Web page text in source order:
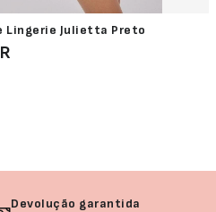
Lingerie Julietta Preto
Devolução garantida